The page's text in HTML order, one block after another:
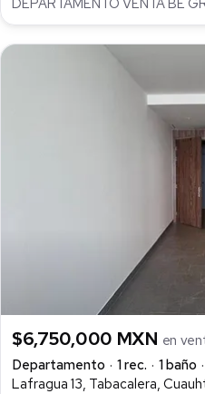
DEPARTAMENTO VENTA BE
$6,750,000 MXN en
Departamento
1 rec. 1 baño
Lafragua 13, Tabacalera,